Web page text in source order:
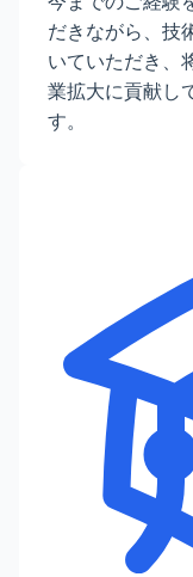
だきながら、技
いていただき、
業拡大に貢献し
す。